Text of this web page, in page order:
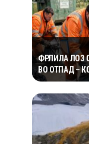
ФРЛИЛА ЛОЗ
ВО ОТПАД –
ЗА ДА ГО